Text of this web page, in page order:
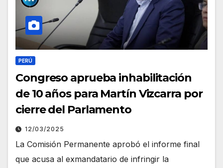
PERÚ
Congreso aprueba inhabilitación
de 10 años para Martín Vizcarra por
cierre del Parlamento
12/03/2025
La Comisión Permanente aprobó el informe final
que acusa al exmandatario de infringir la